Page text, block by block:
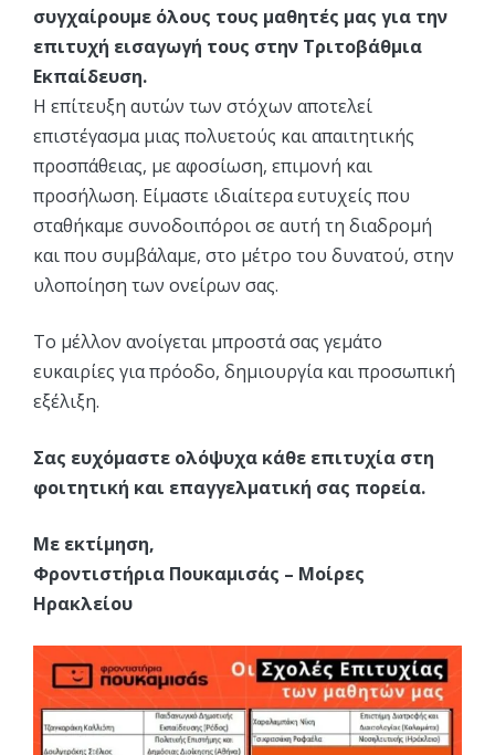
συγχαίρουμε όλους τους μαθητές μας για την
επιτυχή εισαγωγή τους στην Τριτοβάθμια
Εκπαίδευση.
Η επίτευξη αυτών των στόχων αποτελεί
επιστέγασμα μιας πολυετούς και απαιτητικής
προσπάθειας, με αφοσίωση, επιμονή και
προσήλωση. Είμαστε ιδιαίτερα ευτυχείς που
σταθήκαμε συνοδοιπόροι σε αυτή τη διαδρομή
και που συμβάλαμε, στο μέτρο του δυνατού, στην
υλοποίηση των ονείρων σας.
Το μέλλον ανοίγεται μπροστά σας γεμάτο
ευκαιρίες για πρόοδο, δημιουργία και προσωπική
εξέλιξη.
Σας ευχόμαστε ολόψυχα κάθε επιτυχία στη
φοιτητική και επαγγελματική σας πορεία.
Με εκτίμηση,
Φροντιστήρια Πουκαμισάς – Μοίρες
Ηρακλείου